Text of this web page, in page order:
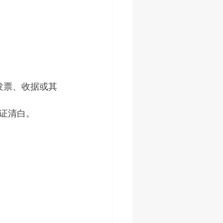
票、收据或其
清白。